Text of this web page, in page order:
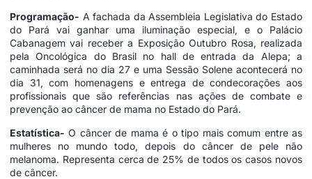
Programação- A fachada da Assembleia Legislativa do Estado
do Pará vai ganhar uma iluminação especial, e o Palácio
Cabanagem vai receber a Exposição Outubro Rosa, realizada
pela Oncológica do Brasil no hall de entrada da Alepa; a
caminhada será no dia 27 e uma Sessão Solene acontecerá no
dia 31, com homenagens e entrega de condecorações aos
profissionais que são referências nas ações de combate e
prevenção ao câncer de mama no Estado do Pará.
Estatística- O câncer de mama é o tipo mais comum entre as
mulheres no mundo todo, depois do câncer de pele não
melanoma. Representa cerca de 25% de todos os casos novos
de câncer.